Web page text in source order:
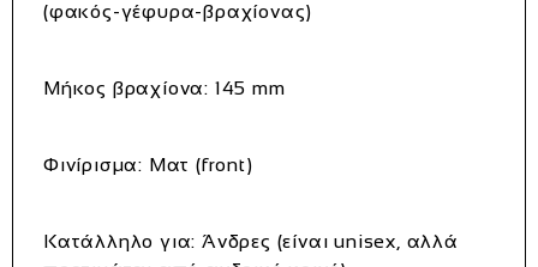
(φακός‑γέφυρα‑βραχίονας)
Μήκος βραχίονα: 145 mm
Φινίρισμα: Ματ (front)
Κατάλληλο για: Άνδρες (είναι unisex, αλλά